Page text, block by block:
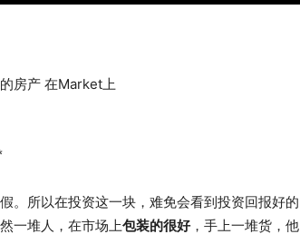
房产 在Market上
。所以在投资这一块，难免会看到投资回报好的
一堆人，在市场上包装的很好，手上一堆货，他